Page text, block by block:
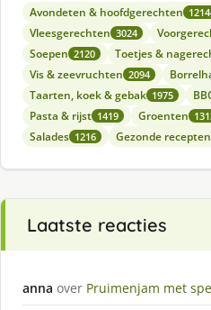
Avondeten & hoofdgerechten
Vleesgerechten 3024
Soepen 2120 Toetjes &
Vis & zeevruchten 2094
Taarten, koek & gebak 1975
Pasta & rijst 1419 Groenten
Salades 1216 Gezonde recepten
Laatste reacties
anna over Pruimenjam met